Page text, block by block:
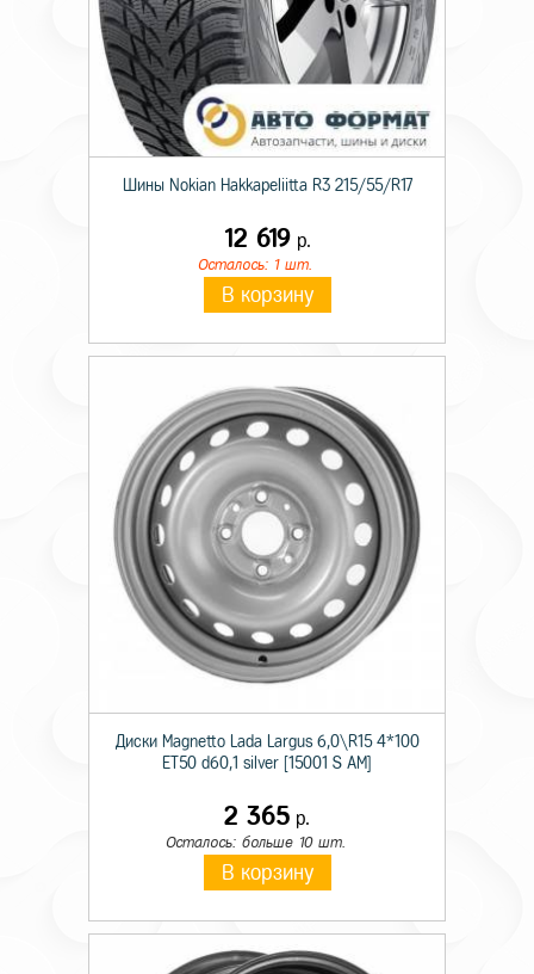
Шины Nokian Hakkapeliitta R3 215/55/R17
12 619р.
Осталось: 1 шт.
В корзину
Диски Magnetto Lada Largus 6,0\R15 4*100
ET50 d60,1 silver [15001 S AM]
2 365 р.
Осталось: больше 10 шт.
В корзину